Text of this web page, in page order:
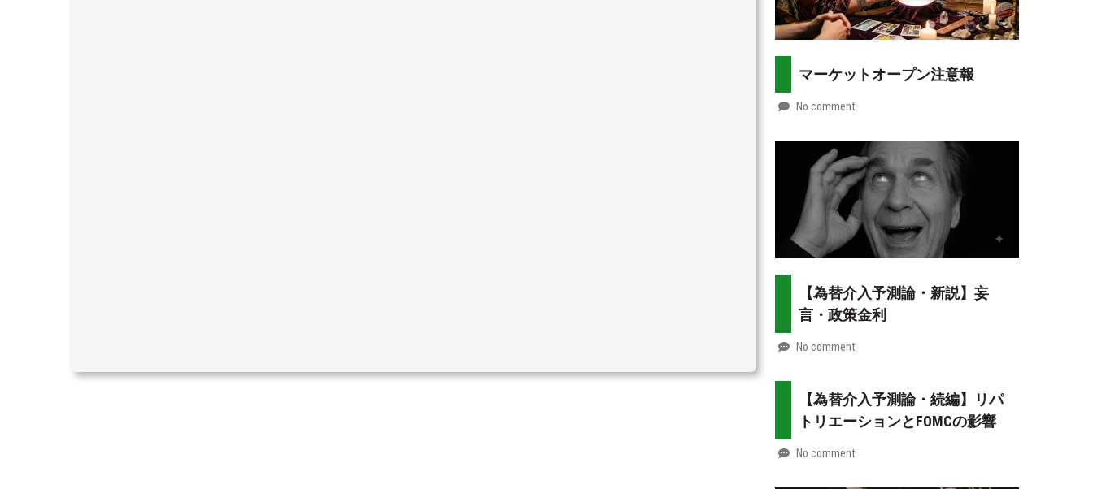
マーケットオープン注意報
by
No comment
【為替介入予測論・新説】妄
言・政策金利
by
more
No comment
【為替介入予測論・続編】リパ
トリエーションとFOMCの影響
by
No comment